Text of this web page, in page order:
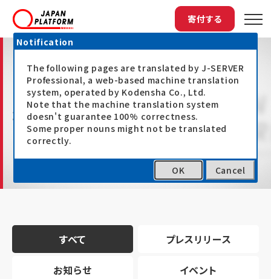
寄付する
最新情報
すべて プレスリリース
お知らせ イベント
Notification
The following pages are translated by J-SERVER
Professional, a web-based machine translation
system, operated by Kodensha Co., Ltd.
Note that the machine translation system
doesn't guarantee 100% correctness.
Some proper nouns might not be translated
correctly.
OK Cancel